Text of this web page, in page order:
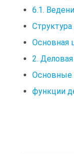
6.1.
Основная
2.
Основные
функции